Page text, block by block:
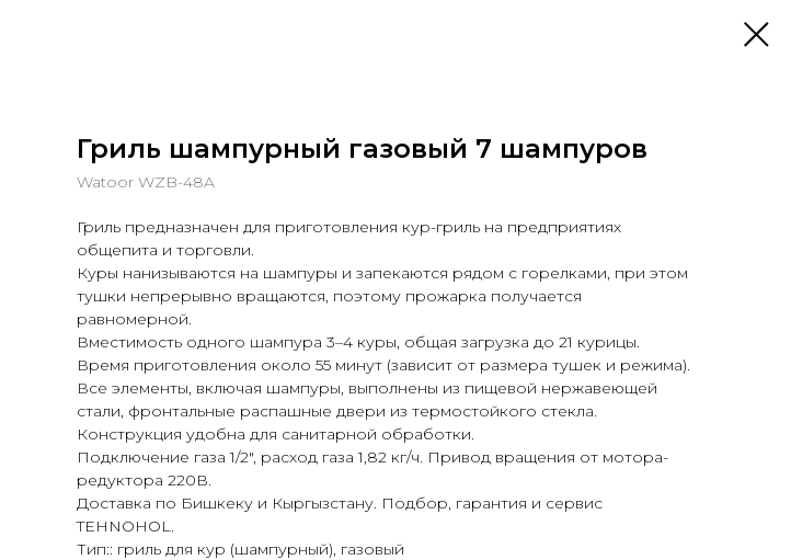
Гриль шампурный газовый 7 шампуров
Watoor WZB-48A
Гриль предназначен для приготовления кур-гриль на предприятиях
общепита и торговли.
Куры нанизываются на шампуры и запекаются рядом с горелками, при этом
тушки непрерывно вращаются, поэтому прожарка получается
равномерной.
Вместимость одного шампура 3–4 куры, общая загрузка до 21 курицы.
Время приготовления около 55 минут (зависит от размера тушек и режима).
Все элементы, включая шампуры, выполнены из пищевой нержавеющей
стали, фронтальные распашные двери из термостойкого стекла.
Конструкция удобна для санитарной обработки.
Подключение газа 1/2", расход газа 1,82 кг/ч. Привод вращения от мотора-
редуктора 220В.
Доставка по Бишкеку и Кыргызстану. Подбор, гарантия и сервис
TEHNOHOL.
Тип:: гриль для кур (шампурный), газовый